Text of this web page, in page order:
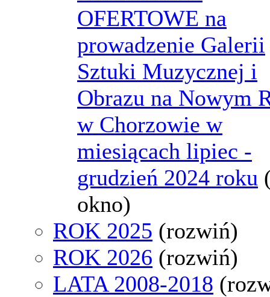
OFERTOWE na
prowadzenie Galerii
Sztuki Muzycznej i
Obrazu na Nowym
w Chorzowie w
miesiącach lipiec -
grudzień 2024 roku
okno)
ROK 2025 (rozwiń)
ROK 2026 (rozwiń)
LATA 2008-2018